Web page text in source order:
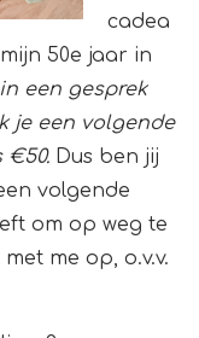
cadea
50e jaar in
een gesprek
je een volgende
€50. Dus ben jij
volgende
om op weg te
me op, o.v.v.